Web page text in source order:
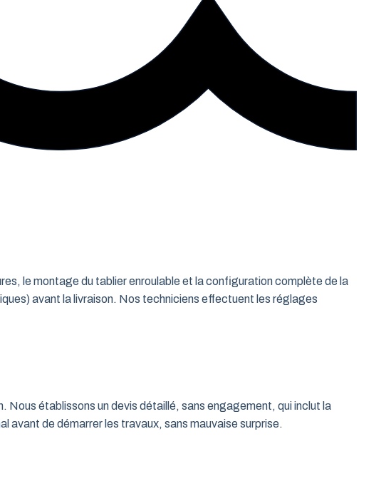
le montage du tablier enroulable et la configuration complète de la
avant la livraison. Nos techniciens effectuent les réglages
établissons un devis détaillé, sans engagement, qui inclut la
avant de démarrer les travaux, sans mauvaise surprise.